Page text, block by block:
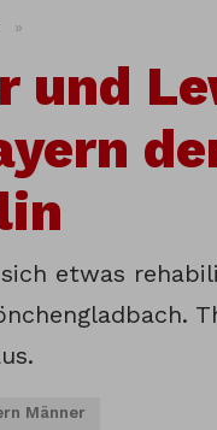
»
und
sich etwas
Männer